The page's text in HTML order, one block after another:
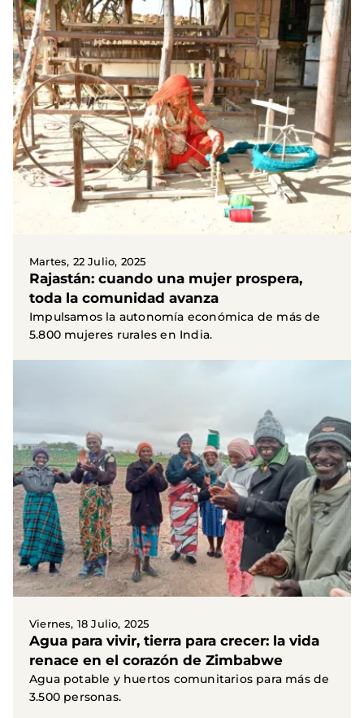
Martes, 22 Julio, 2025
Rajastán: cuando una mujer prospera,
toda la comunidad avanza
Impulsamos la autonomía económica de más de
5.800 mujeres rurales en India.
Viernes, 18 Julio, 2025
Agua para vivir, tierra para crecer: la vida
renace en el corazón de Zimbabwe
Agua potable y huertos comunitarios para más de
3.500 personas.